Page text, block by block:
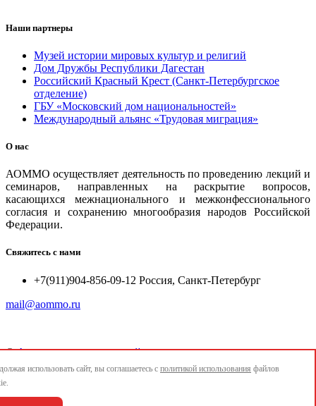
Наши партнеры
Музей истории мировых культур и религий
Дом Дружбы Республики Дагестан
Российский Красный Крест (Санкт-Петербургское
отделение)
ГБУ «Московский дом национальностей»
Международный альянс «Трудовая миграция»
О нас
АОММО осуществляет деятельность по проведению лекций и
семинаров, направленных на раскрытие вопросов,
касающихся межнационального и межконфессионального
согласия и сохранению многообразия народов Российской
Федерации.
Свяжитесь с нами
+7(911)904-856-09-12 Россия, Санкт-Петербург
mail@aommo.ru
© Ассоциация организаций по реализации национальных
проектов и достижению национальных целей развития
mail@aommo.ru
использовать сайт, вы соглашаетесь с политикой использования файлов